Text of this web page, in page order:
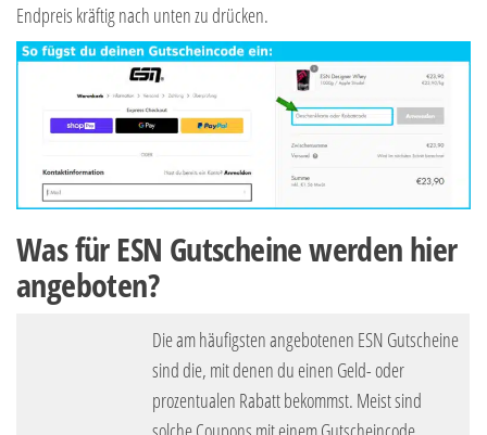
Endpreis kräftig nach unten zu drücken.
Was für ESN Gutscheine werden hier
angeboten?
Die am häufigsten angebotenen ESN Gutscheine
sind die, mit denen du einen Geld- oder
prozentualen Rabatt bekommst. Meist sind